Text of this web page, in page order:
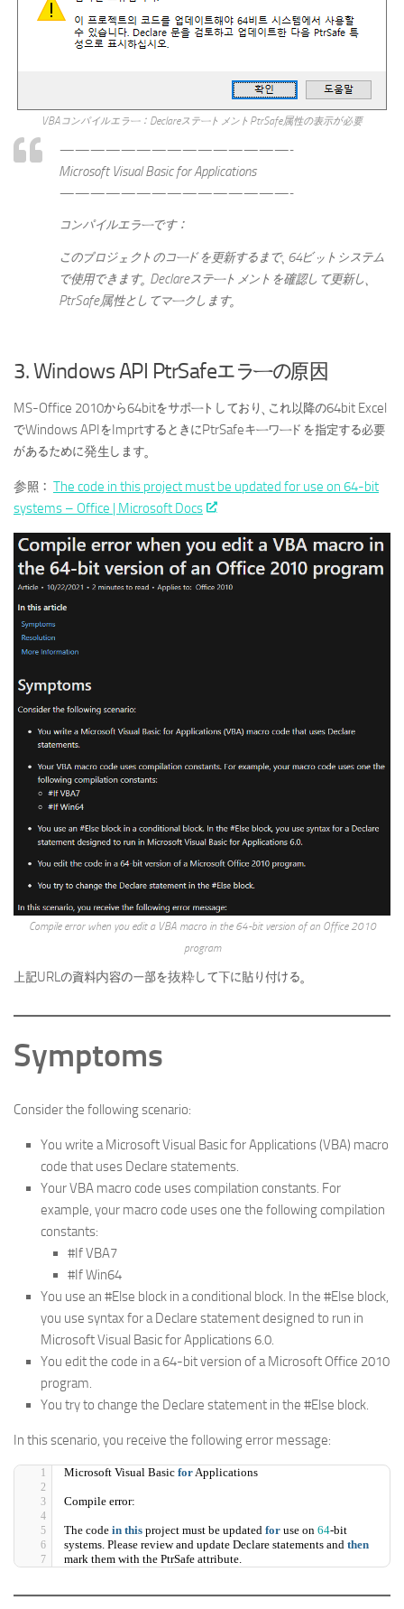
VBAコンパイルエラー：DeclareステートメントPtrSafe属性の表示が必要
———————————————-
Microsoft Visual Basic for Applications
———————————————-
コンパイルエラーです：
このプロジェクトのコードを更新するまで、64ビットシステム
で使用できます。 Declareステートメントを確認して更新し、
PtrSafe属性としてマークします。
3. Windows API PtrSafeエラーの原因
MS-Office 2010から64bitをサポートしており、これ以降の64bit Excel
でWindows APIをImprtするときにPtrSafeキーワードを指定する必要
があるために発生します。
参照： The code in this project must be updated for use on 64-bit
systems – Office | Microsoft Docs
Compile error when you edit a VBA macro in the 64-bit version of an Office 2010
program
上記URLの資料内容の一部を抜粋して下に貼り付ける。
Symptoms
Consider the following scenario:
You write a Microsoft Visual Basic for Applications (VBA) macro
code that uses Declare statements.
Your VBA macro code uses compilation constants. For
example, your macro code uses one the following compilation
constants:
#If VBA7
#If Win64
You use an #Else block in a conditional block. In the #Else block,
you use syntax for a Declare statement designed to run in
Microsoft Visual Basic for Applications 6.0.
You edit the code in a 64-bit version of a Microsoft Office 2010
program.
You try to change the Declare statement in the #Else block.
In this scenario, you receive the following error message:
Microsoft Visual Basic for Applications
Compile error:
The code in this project must be updated for use on 64-bit
systems. Please review and update Declare statements and then
mark them with the PtrSafe attribute.